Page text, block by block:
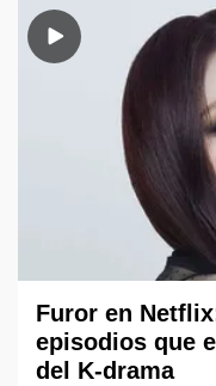
Furor en
episodios que
del K-drama